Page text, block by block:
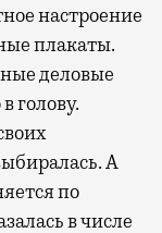
настроение
плакаты.
деловые
голову.
А
по
в числе